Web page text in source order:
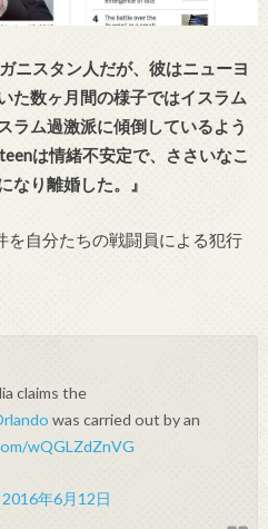
ニスタン人だが、彼はニューヨ
た数ヶ月間の様子ではイスラム
ラム過激派に傾倒しているよう
は情緒不安定で、ささいなこ
なり離婚した。』
を自分たちの戦闘員による犯行
claims the
was carried out by an
wQGLZdZnVG
2016年6月12日